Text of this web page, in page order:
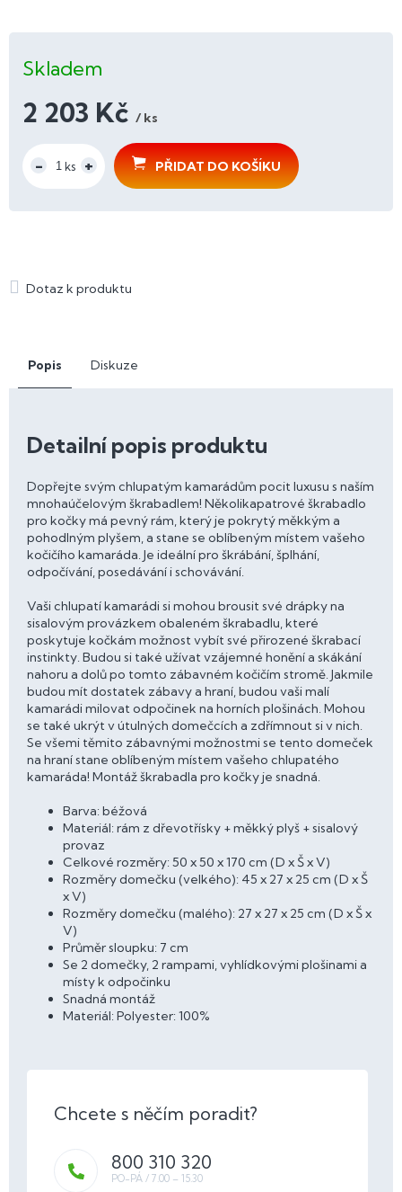
Skladem
2 203 Kč / ks
cena:
PŘIDAT DO KOŠÍKU
Popis Diskuze
Detailní popis produktu
Dopřejte svým chlupatým kamarádům pocit luxusu s naším
mnohaúčelovým škrabadlem! Několikapatrové škrabadlo
pro kočky má pevný rám, který je pokrytý měkkým a
pohodlným plyšem, a stane se oblíbeným místem vašeho
kočičího kamaráda. Je ideální pro škrábání, šplhání,
odpočívání, posedávání i schovávání.
Vaši chlupatí kamarádi si mohou brousit své drápky na
sisalovým provázkem obaleném škrabadlu, které
poskytuje kočkám možnost vybít své přirozené škrabací
instinkty. Budou si také užívat vzájemné honění a skákání
nahoru a dolů po tomto zábavném kočičím stromě. Jakmile
budou mít dostatek zábavy a hraní, budou vaši malí
kamarádi milovat odpočinek na horních plošinách. Mohou
se také ukrýt v útulných domečcích a zdřímnout si v nich.
Se všemi těmito zábavnými možnostmi se tento domeček
na hraní stane oblíbeným místem vašeho chlupatého
kamaráda! Montáž škrabadla pro kočky je snadná.
Barva: béžová
Materiál: rám z dřevotřísky + měkký plyš + sisalový
provaz
Celkové rozměry: 50 x 50 x 170 cm (D x Š x V)
Rozměry domečku (velkého): 45 x 27 x 25 cm (D x Š
x V)
Rozměry domečku (malého): 27 x 27 x 25 cm (D x Š x
V)
Průměr sloupku: 7 cm
Se 2 domečky, 2 rampami, vyhlídkovými plošinami a
místy k odpočinku
Snadná montáž
Materiál: Polyester: 100%
800 310 320